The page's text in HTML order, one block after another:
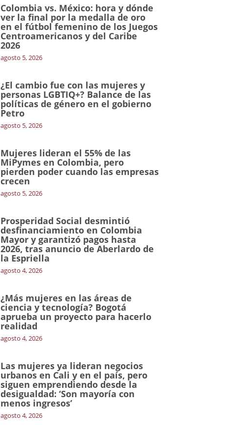
Colombia vs. México: hora y dónde
ver la final por la medalla de oro
en el fútbol femenino de los Juegos
Centroamericanos y del Caribe
2026
agosto 5, 2026
¿El cambio fue con las mujeres y
personas LGBTIQ+? Balance de las
políticas de género en el gobierno
Petro
agosto 5, 2026
Mujeres lideran el 55% de las
MiPymes en Colombia, pero
pierden poder cuando las empresas
crecen
agosto 5, 2026
Prosperidad Social desmintió
desfinanciamiento en Colombia
Mayor y garantizó pagos hasta
2026, tras anuncio de Aberlardo de
la Espriella
agosto 4, 2026
¿Más mujeres en las áreas de
ciencia y tecnología? Bogotá
aprueba un proyecto para hacerlo
realidad
agosto 4, 2026
Las mujeres ya lideran negocios
urbanos en Cali y en el país, pero
siguen emprendiendo desde la
desigualdad: ‘Son mayoría con
menos ingresos’
agosto 4, 2026